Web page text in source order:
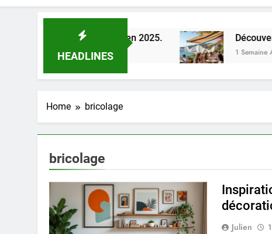
HEADLINES
à Orléans en 2025. Découverte des
1 Semaine Ago
Home bricolage
bricolage
Julien